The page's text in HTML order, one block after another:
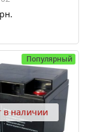
Популярный
в наличии